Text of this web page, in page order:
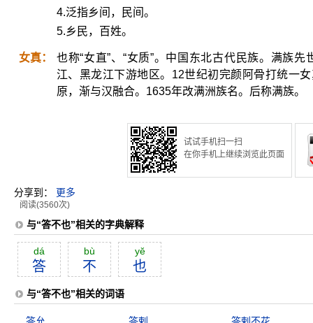
4.泛指乡间，民间。
5.乡民，百姓。
女真：
也称“女直”、“女质”。中国东北古代民族。满族
江、黑龙江下游地区。12世纪初完颜阿骨打统一
原，渐与汉融合。1635年改满洲族名。后称满族。
试试手机扫一扫
在你手机上继续浏览此页面
分享到： 更多
阅读(3560次)
与“答不也”相关的字典解释
dá
答
bù
不
yĕ
也
与“答不也”相关的词语